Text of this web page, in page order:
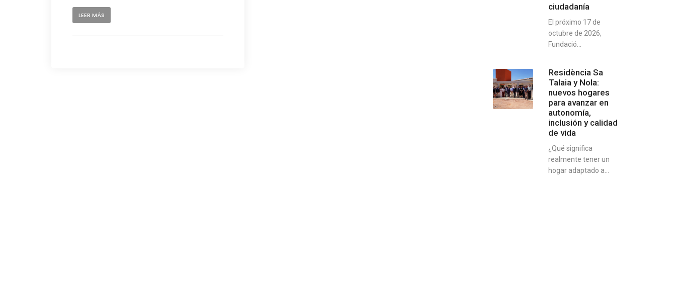
LEER MÁS
ciudadanía
El próximo 17 de
octubre de 2026,
Fundació...
Residència Sa
Talaia y Nola:
nuevos hogares
para avanzar en
autonomía,
inclusión y calidad
de vida
¿Qué significa
realmente tener un
hogar adaptado a...